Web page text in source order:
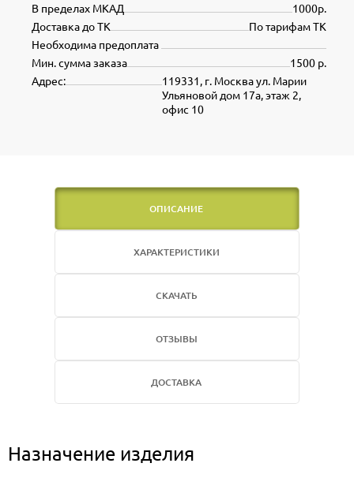
1000р.
В пределах МКАД
По тарифам ТК
Доставка до ТК
Необходима предоплата
1500 р.
Мин. сумма заказа
119331, г. Москва ул. Марии
Ульяновой дом 17а, этаж 2,
офис 10
Адрес:
ОПИСАНИЕ
ХАРАКТЕРИСТИКИ
СКАЧАТЬ
ОТЗЫВЫ
ДОСТАВКА
Назначение изделия